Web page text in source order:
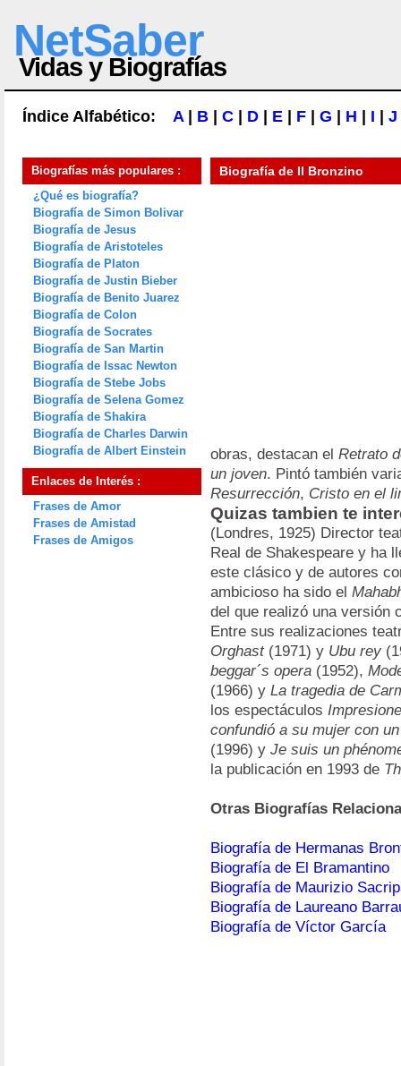
NetSaber
Vidas y Biografías
Índice Alfabético: A| B C D E F G H I J
Biografías más populares :
¿Qué es biografía?
Biografía de Simon Bolivar
Biografía de Jesus
Biografía de Aristoteles
Biografía de Platon
Biografía de Justin Bieber
Biografía de Benito Juarez
Biografía de Colon
Biografía de Socrates
Biografía de San Martin
Biografía de Issac Newton
Biografía de Stebe Jobs
Biografía de Selena Gomez
Biografía de Shakira
Biografía de Charles Darwin
Biografía de Albert Einstein
Enlaces de Interés :
Frases de Amor
Frases de Amistad
Frases de Amigos
Biografía de Il Bronzino
obras, destacan el Retrato
un joven. Pintó también
Resurrección, Cristo en el
Quizas tambien te
(Londres, 1925) Director
Real de Shakespeare y ha
este clásico y de autores
ambicioso ha sido el
del que realizó una versión
Entre sus realizaciones
Orghast(1971) y Ubu rey
beggar´s opera (1952),
(1966) y La tragedia de
los espectáculos
confundió a su mujer con
(1996) y Je suis un
la publicación en 1993 de
Otras Biografías
Biografía de Hermanas
Biografía de El Bramantino
Biografía de Maurizio
Biografía de Laureano
Biografía de Víctor García